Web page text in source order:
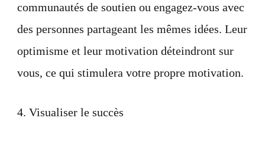
communautés de soutien ou engagez-vous avec
des personnes partageant les mêmes idées. Leur
optimisme et leur motivation déteindront sur
vous, ce qui stimulera votre propre motivation.
4. Visualiser le succès